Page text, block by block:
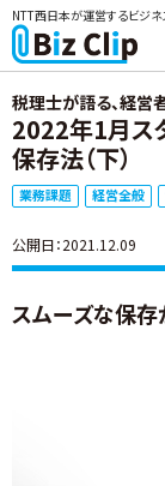
NTT西日本が運営するビジネ
税理士が語る、経営
2022年1月ス
保存法（下）
業務課題 経営全般
公開日：2021.12.09
スムーズな保存